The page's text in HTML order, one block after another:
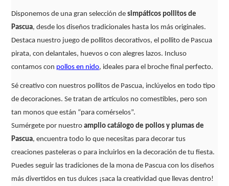
Disponemos de una gran selección desimpáticos pollitos de
Pascua, desde los diseños tradicionales hasta los más originales.
Destaca nuestro juego de pollitos decorativos, el pollito de Pascua
pirata, con delantales, huevos o con alegres lazos. Incluso
contamos con pollos en nido, ideales para el broche final perfecto.
Sé creativo con nuestros pollitos de Pascua, inclúyelos en todo tipo
de decoraciones. Se tratan de artículos no comestibles, pero son
tan monos que están “para comérselos”.
Sumérgete por nuestro amplio catálogo de pollos y plumas de
Pascua, encuentra todo lo que necesitas para decorar tus
creaciones pasteleras o para incluirlos en la decoración de tu fiesta.
Puedes seguir las tradiciones de la mona de Pascua con los diseños
más divertidos en tus dulces ¡saca la creatividad que llevas dentro!